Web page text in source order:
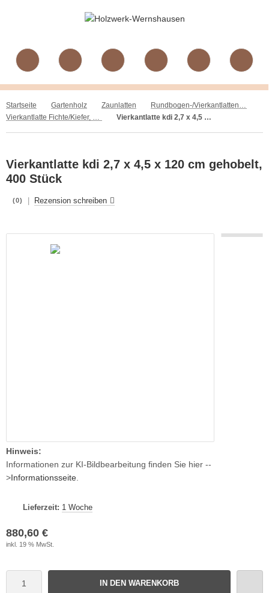
Startseite Gartenholz Zaunlatten
Rundbogen-/Vierkantlatten, Fichte/Kiefer, gehobelt, kdi
Vierkantlatte Fichte/Kiefer, gehobelt, kdi Frühbesteller
Vierkantlatte kdi 2,7 x 4,5 x 120 cm gehobelt, 400 Stück
Vierkantlatte kdi 2,7 x 4,5 x 120 cm gehobelt,
400 Stück
(0) Rezension schreiben
Hinweis:
Informationen zur KI-Bildbearbeitung finden Sie hier --
>Informationsseite
Lieferzeit: 1 Woche
880,60 €
inkl. 19 % MwSt.
IN DEN WARENKORB